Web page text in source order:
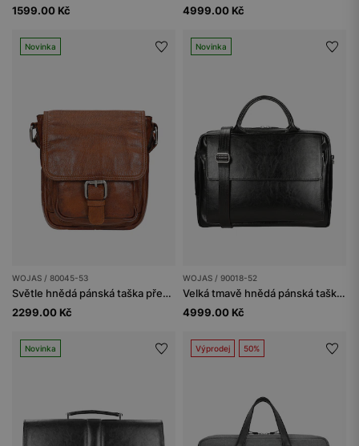
1599.00 Kč 4999.00 Kč
Novinka
WOJAS / 80045-53
Světle hnědá pánská taška přes rameno z hladké kůže
2299.00 Kč
Novinka
WOJAS / 90018-52
Velká tmavě hnědá pánská taška z foliované kůže
4999.00 Kč
Novinka Výprodej 50%